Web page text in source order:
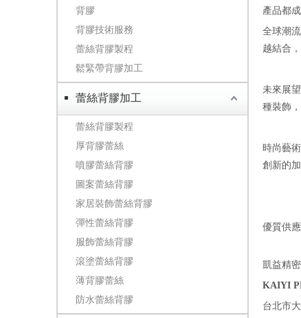
背膠
背膠技術服務
蕾絲背膠製程
鬆緊帶背膠加工
蕾絲背膠加工
蕾絲背膠製程
厚背膠蕾絲
噴膠蕾絲背膠
圖案蕾絲背膠
家居裝飾蕾絲背膠
彈性蕾絲背膠
服飾蕾絲背膠
滾塗蕾絲背膠
薄背膠蕾絲
防水蕾絲背膠
產品都
全球潮
越結合
未來展
種裝飾
時尚藝
創新的
優質供
凱益精
KAIYI
台北市